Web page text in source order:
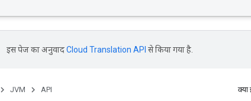
इस पेज का अनुवादCloud Translation API से किया गया है.
JVM API